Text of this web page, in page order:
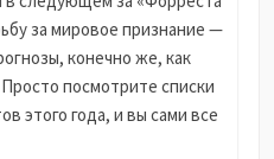
за мировое признание —
конечно же, как
посмотрите списки
этого года, и вы сами все